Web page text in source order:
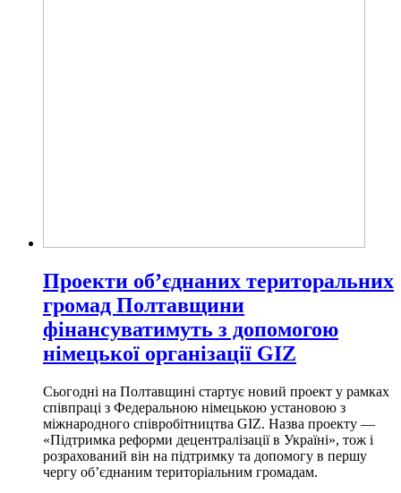
Проекти об’єднаних територальних
громад Полтавщини
фінансуватимуть з допомогою
німецької організації GIZ
Сьогодні на Полтавщині стартує новий проект у рамках
співпраці з Федеральною німецькою установою з
міжнародного співробітництва GIZ. Назва проекту —
«Підтримка реформи децентралізації в Україні», тож і
розрахований він на підтримку та допомогу в першу
чергу об’єднаним територіальним громадам.